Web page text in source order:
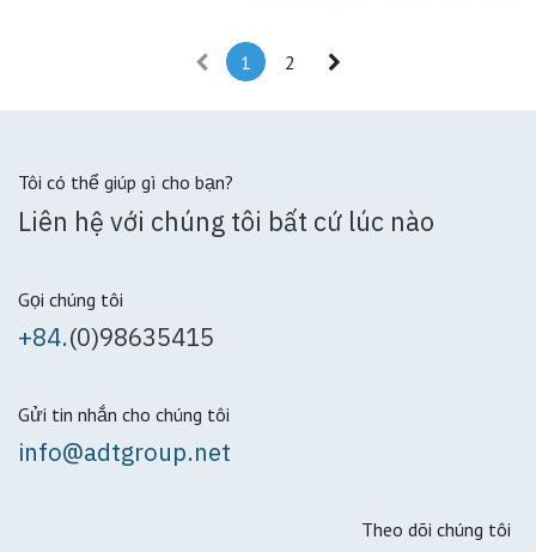
1 2
Tôi có thể giúp gì cho bạn?
Liên hệ với chúng tôi bất cứ lúc nào
Gọi chúng tôi
+84.(0)98635415
Gửi tin nhắn cho chúng tôi
info@adtgroup.net
Theo dõi chúng tôi